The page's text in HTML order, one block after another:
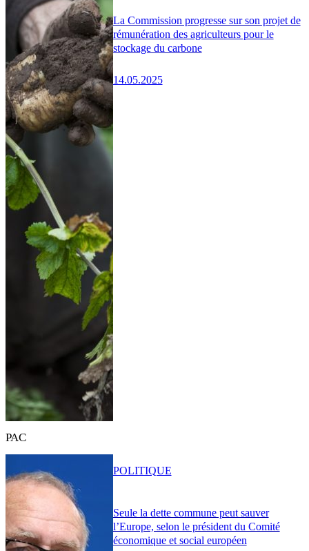
La Commission progresse sur son projet de
rémunération des agriculteurs pour le
stockage du carbone
14.05.2025
PAC
Seule la dette commune peut sauver
l’Europe, selon le président du Comité
économique et social européen
POLITIQUE